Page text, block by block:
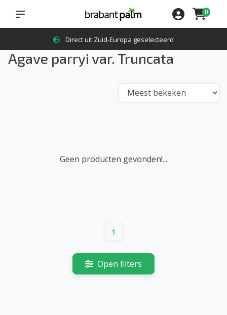
Direct uit Zuid-Europa geselecteerd
0
Agave parryi var. Truncata
Geen producten gevonden!...
1
Open filters